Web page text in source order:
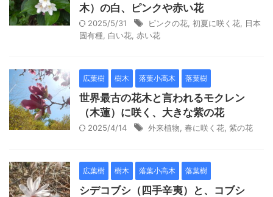
木）の白、ピンクや赤い花
2025/5/31 ピンクの花 初夏に咲く花
日本
固有種 白い花 赤い花
広葉樹 樹木 落葉小高木 落葉樹
世界最古の花木と言われるモクレン
（木蓮）に咲く、大きな紫の花
2025/4/14 外来植物 春に咲く花 紫の花
広葉樹 樹木 落葉小高木 落葉樹
シデコブシ（四手辛夷）と、コブシ